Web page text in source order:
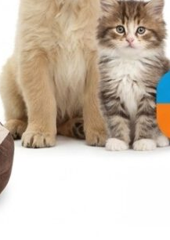
?? Uważamy że
w Nowym Dworze